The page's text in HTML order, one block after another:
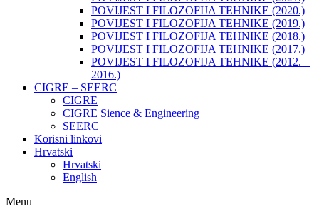
POVIJEST I FILOZOFIJA TEHNIKE (2020.)
POVIJEST I FILOZOFIJA TEHNIKE (2019.)
POVIJEST I FILOZOFIJA TEHNIKE (2018.)
POVIJEST I FILOZOFIJA TEHNIKE (2017.)
POVIJEST I FILOZOFIJA TEHNIKE (2012. –
2016.)
CIGRE – SEERC
CIGRE
CIGRE Sience & Engineering
SEERC
Korisni linkovi
Hrvatski
Hrvatski
English
Menu